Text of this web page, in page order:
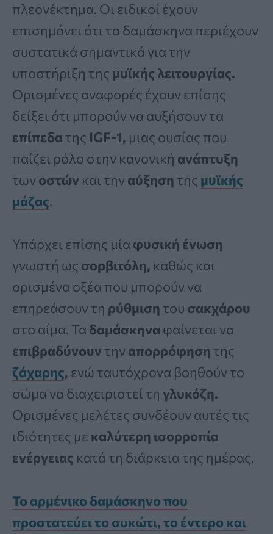
πλεονέκτημα. Οι ειδικοί έχουν
επισημάνει ότι τα δαμάσκηνα περιέχουν
συστατικά σημαντικά για την
υποστήριξη της μυϊκής λειτουργίας.
Ορισμένες αναφορές έχουν επίσης
δείξει ότι μπορούν να αυξήσουν τα
επίπεδα της IGF-1, μιας ουσίας που
παίζει ρόλο στην κανονική ανάπτυξη
των οστών και την αύξηση της μυϊκής
μάζας.
Υπάρχει επίσης μία φυσική ένωση
γνωστή ως σορβιτόλη, καθώς και
ορισμένα οξέα που μπορούν να
επηρεάσουν τη ρύθμιση του σακχάρου
στο αίμα. Τα δαμάσκηνα φαίνεται να
επιβραδύνουν την απορρόφηση της
ζάχαρης, ενώ ταυτόχρονα βοηθούν το
σώμα να διαχειριστεί τη γλυκόζη.
Ορισμένες μελέτες συνδέουν αυτές τις
ιδιότητες με καλύτερη ισορροπία
ενέργειας κατά τη διάρκεια της ημέρας.
Το αρμένικο δαμάσκηνο που
προστατεύει το συκώτι, το έντερο και